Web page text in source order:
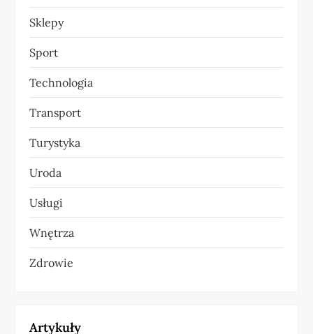
Sklepy
Sport
Technologia
Transport
Turystyka
Uroda
Usługi
Wnętrza
Zdrowie
Artykuły